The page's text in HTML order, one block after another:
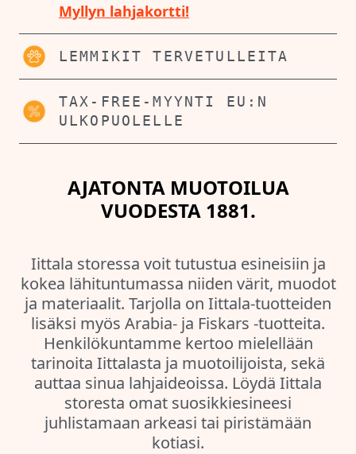
Myllyn lahjakortti!
LEMMIKIT TERVETULLEITA
TAX-FREE-MYYNTI EU:N
ULKOPUOLELLE
AJATONTA MUOTOILUA
VUODESTA 1881.
Iittala storessa voit tutustua esineisiin ja
kokea lähituntumassa niiden värit, muodot
ja materiaalit. Tarjolla on Iittala-tuotteiden
lisäksi myös Arabia- ja Fiskars -tuotteita.
Henkilökuntamme kertoo mielellään
tarinoita Iittalasta ja muotoilijoista, sekä
auttaa sinua lahjaideoissa. Löydä Iittala
storesta omat suosikkiesineesi
juhlistamaan arkeasi tai piristämään
kotiasi.